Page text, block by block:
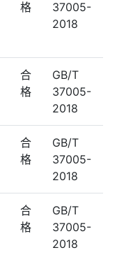
格
37005-
2018
合
格
GB/T
37005-
2018
合
格
GB/T
37005-
2018
合
格
GB/T
37005-
2018